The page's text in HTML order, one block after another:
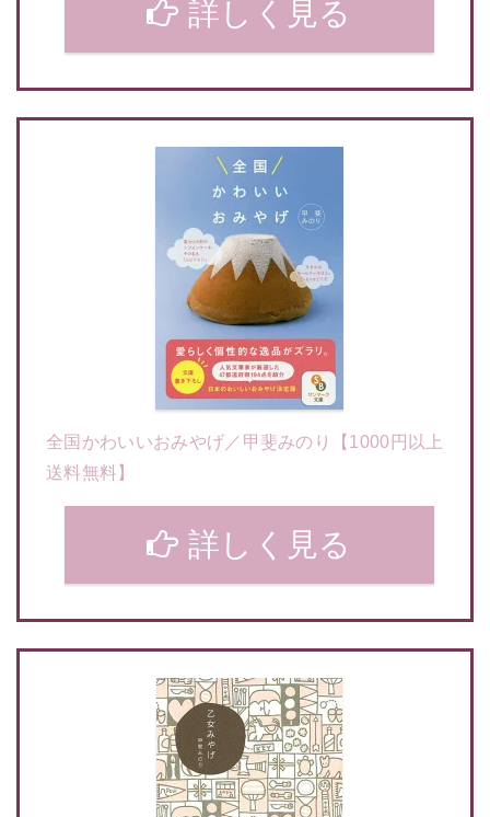
詳しく見る
全国かわいいおみやげ／甲斐みのり【1000円以上
送料無料】
詳しく見る